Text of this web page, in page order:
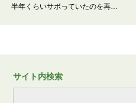
半年くらいサボっていたのを再…
サイト内検索